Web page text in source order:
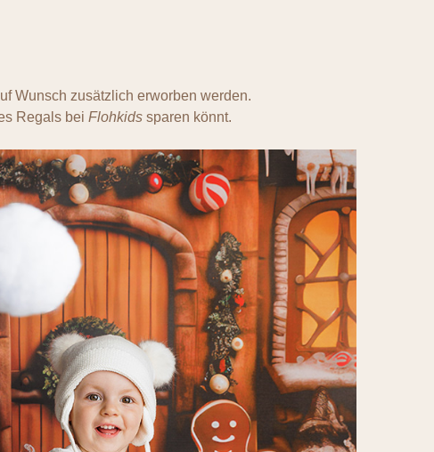
Wunsch zusätzlich erworben werden.
Regals bei Flohkidssparen könnt.